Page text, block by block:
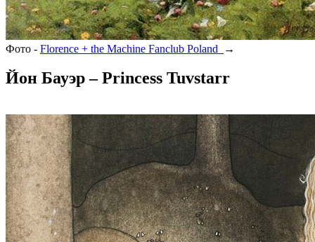
Фото - Florence + the Machine Fanclub Poland →
Йон Бауэр – Princess Tuvstarr